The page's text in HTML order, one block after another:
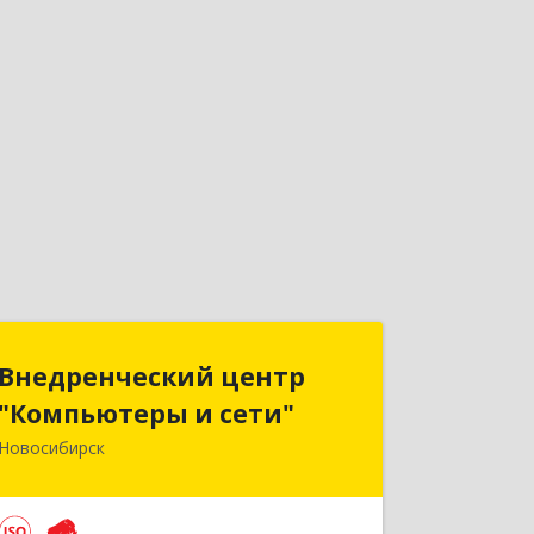
Внедренческий центр
"Компьютеры и сети"
Новосибирск
Внедренческий центр
"Компьютеры и сети"
630075, Новосибирская обл,